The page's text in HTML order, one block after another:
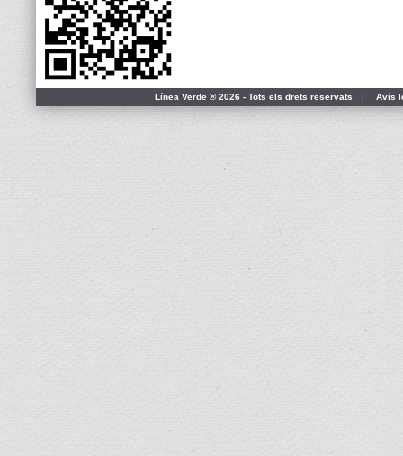
Línea Verde ® 2026 - Tots els drets reservats | Avís